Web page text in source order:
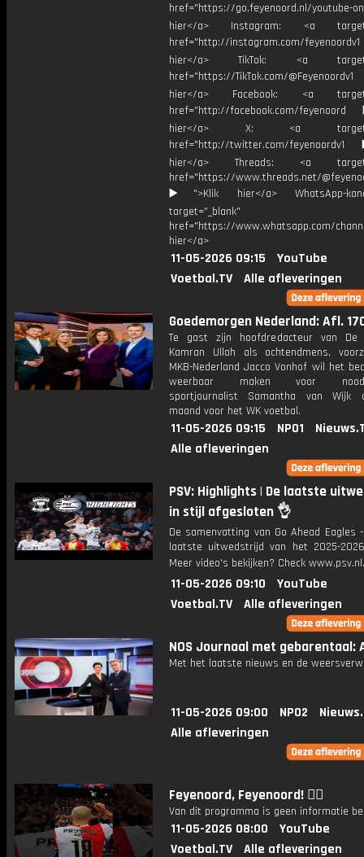
href="https://go.feyenoord.nl/youtube-
hier</a> Instagram: <a
href="http://instagram.com/
hier</a> TikTok: <a
href="https://TikTok.com/
hier</a> Facebook: <a
href="http://facebook.com/
hier</a> X: <a
href="http://twitter.com/
hier</a> Threads: <a
href="https://www.threads.net/
▶️">Klik hier</a> WhatsApp-
target="_blank"
href="https://www.whatsapp.com/
hier</a>
11-05-2026 09:15
YouTube
Voetbal.TV
Alle afleveringen
Goedemorgen Nederland: Afl.
Te gast zijn hoofdredacteur van De
Kamran Ullah als ochtendmens,
MKB-Nederland Jacco Vonhof wil het
weerbaar maken voor
sportjournalist Samantha van Wijk
maand voor het WK voetbal.
11-05-2026 09:15 NPO1
Alle afleveringen
PSV: Highlights | De laatste
in stijl afgesloten 👌
De samenvatting van Go Ahead Eagles
laatste uitwedstrijd van het 2025-
Meer video's bekijken? Check
11-05-2026 09:10
YouTube
Voetbal.TV
Alle afleveringen
NOS Journaal met gebarentaal:
Met het laatste nieuws en de
11-05-2026 09:00 NPO2
Alle afleveringen
Feyenoord, Feyenoord! ❤️‍🔥
Van dit programma is geen informatie
11-05-2026 08:00
YouTube
Voetbal.TV
Alle afleveringen